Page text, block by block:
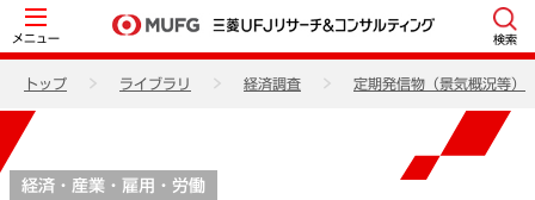
メニュー 検索
トップ ライブラリ 経済調査 定期発信物（景気概況等）
経済・産業・雇用・労働